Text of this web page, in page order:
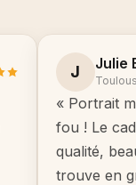
J Julie
« Portrait
fou ! Le
qualité,
trouve en